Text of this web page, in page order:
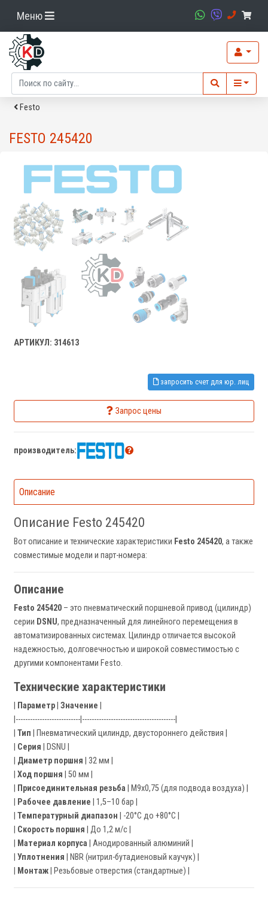
Меню
Festo
FESTO 245420
АРТИКУЛ: 314613
запросить счет для юр. лиц
Запрос цены
производитель:
Описание
Описание Festo 245420
Вот описание и технические характеристики Festo 245420, а также
совместимые модели и парт-номера:
Описание
Festo 245420 – это пневматический поршневой привод (цилиндр)
серии DSNU, предназначенный для линейного перемещения в
автоматизированных системах. Цилиндр отличается высокой
надежностью, долговечностью и широкой совместимостью с
другими компонентами Festo.
Технические характеристики
Параметр Значение
|---------------------------|---------------------------------------|
Тип | Пневматический цилиндр, двустороннего действия |
Серия | DSNU |
Диаметр поршня | 32 мм |
Ход поршня | 50 мм |
Присоединительная резьба | M9x0,75 (для подвода воздуха) |
Рабочее давление | 1,5–10 бар |
Температурный диапазон | -20°C до +80°C |
Скорость поршня | До 1,2 м/с |
Материал корпуса | Анодированный алюминий |
Уплотнения | NBR (нитрил-бутадиеновый каучук) |
Монтаж | Резьбовые отверстия (стандартные) |